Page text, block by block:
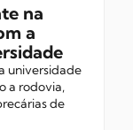
na
a
universidade
a rodovia,
de